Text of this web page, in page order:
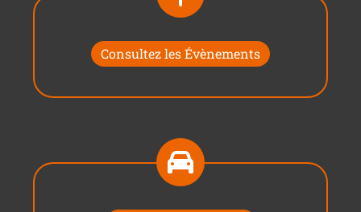
Consultez les Évènements